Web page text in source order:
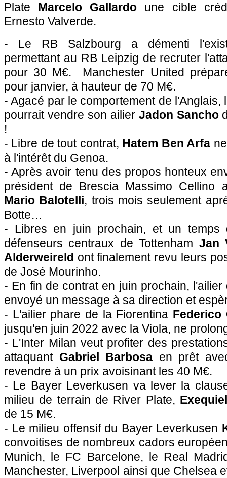
Plate Marcelo Gallardo une cible
Ernesto Valverde.
- Le RB Salzbourg a démenti
permettant au RB Leipzig de recruter
pour 30 M€. Manchester United
pour janvier, à hauteur de 70 M€.
- Agacé par le comportement de l'Anglais,
pourrait vendre son ailier Jadon Sancho
!
- Libre de tout contrat, Hatem Ben Arfa
à l'intérêt du Genoa.
- Après avoir tenu des propos honteux
président de Brescia Massimo Cellino
Mario Balotelli, trois mois seulement
Botte…
- Libres en juin prochain, et un temps
défenseurs centraux de Tottenham Jan
Alderweireld ont finalement revu leurs
de José Mourinho.
- En fin de contrat en juin prochain,
envoyé un message à sa direction et
- L'ailier phare de la Fiorentina Federico
jusqu'en juin 2022 avec la Viola, ne
- L'Inter Milan veut profiter des
attaquant Gabriel Barbosa en prêt
revendre à un prix avoisinant les 40 M€.
- Le Bayer Leverkusen va lever la
milieu de terrain de River Plate,
de 15 M€.
- Le milieu offensif du Bayer Leverkusen
convoitises de nombreux cadors
Munich, le FC Barcelone, le Real
Manchester, Liverpool ainsi que Chelsea